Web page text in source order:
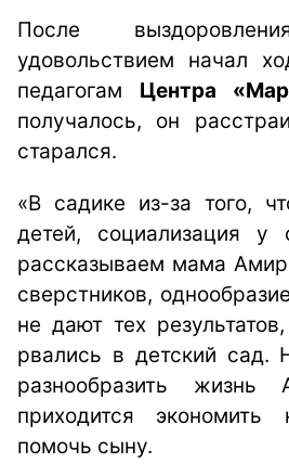
После
удовольствием начал
педагогам Центра
получалось, он
старался.
«В садике из-за того,
детей, социализация у
рассказываем мама
сверстников,
не дают тех
рвались в детский сад.
разнообразить жизнь
приходится
помочь сыну.